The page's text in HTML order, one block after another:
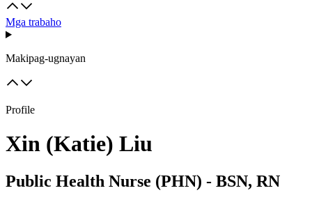
Mga trabaho
Makipag-ugnayan
Profile
Xin (Katie) Liu
Public Health Nurse (PHN) - BSN, RN